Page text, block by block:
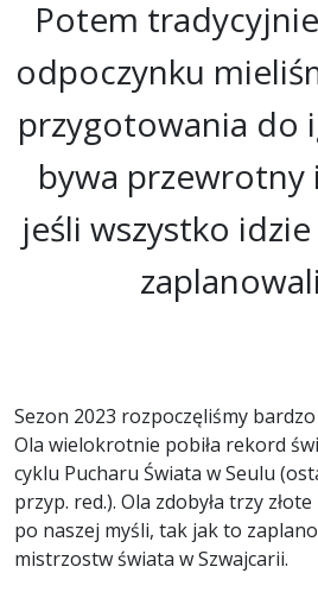
Potem
odpoczynku
przygotowania do
bywa przewrotny
jeśli wszystko
Sezon 2023 rozpoczęliśmy
Ola wielokrotnie pobiła rekord
cyklu Pucharu Świata w Seulu
przyp. red.). Ola zdobyła trzy
po naszej myśli, tak jak to
mistrzostw świata w Szwajcarii.